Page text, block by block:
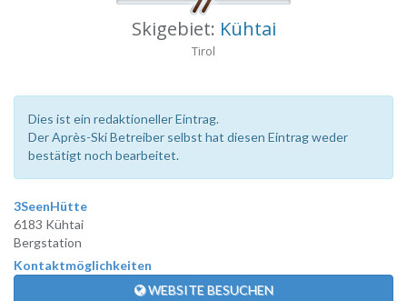
Skigebiet: Kühtai
Tirol
Dies ist ein redaktioneller Eintrag.
Der Après-Ski Betreiber selbst hat diesen Eintrag weder
bestätigt noch bearbeitet.
3SeenHütte
6183 Kühtai
Bergstation
Kontaktmöglichkeiten
WEBSITE BESUCHEN